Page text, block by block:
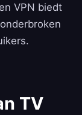
VPN biedt
TV